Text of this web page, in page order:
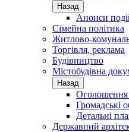
Назад
Анонси
Сімейна політика
Житлово-
Торгівля, реклама
Будівництво
Містобудівна
Назад
Оголошення
Громадські
Детальні
Державний